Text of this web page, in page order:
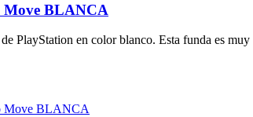
Move BLANCA
PlayStation en color blanco. Esta funda es
Move BLANCA